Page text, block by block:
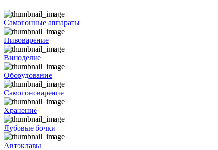
Самогонные аппараты
Пивоварение
Виноделие
Оборудование
Самогоноварение
Хранение
Дубовые бочки
Автоклавы